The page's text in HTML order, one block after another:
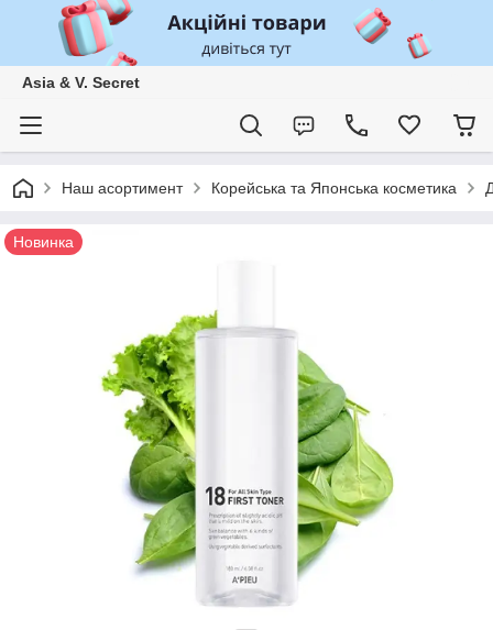
Asia & V. Secret
Наш асортимент Корейська та Японська косметика
Новинка